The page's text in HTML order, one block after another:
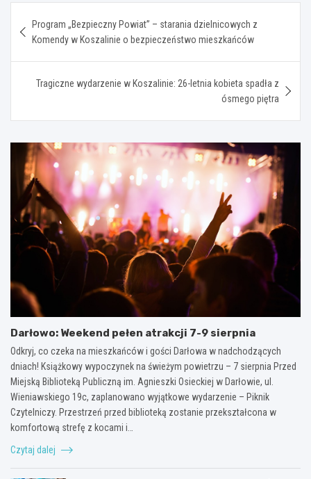
wpisu
Program „Bezpieczny Powiat” – starania dzielnicowych z
Komendy w Koszalinie o bezpieczeństwo mieszkańców
Tragiczne wydarzenie w Koszalinie: 26-letnia kobieta spadła z
ósmego piętra
Darłowo: Weekend pełen atrakcji 7-9 sierpnia
Odkryj, co czeka na mieszkańców i gości Darłowa w nadchodzących
dniach! Książkowy wypoczynek na świeżym powietrzu – 7 sierpnia Przed
Miejską Biblioteką Publiczną im. Agnieszki Osieckiej w Darłowie, ul.
Wieniawskiego 19c, zaplanowano wyjątkowe wydarzenie – Piknik
Czytelniczy. Przestrzeń przed biblioteką zostanie przekształcona w
komfortową strefę z kocami i…
Czytaj dalej